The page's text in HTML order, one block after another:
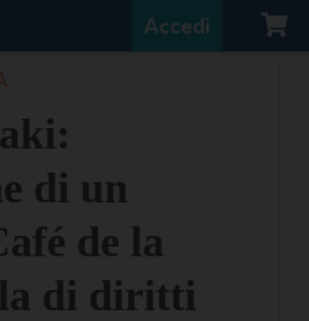
Accedi
di un
de la
di diritti